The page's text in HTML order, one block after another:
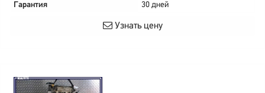
Гарантия
30 дней
Узнать цену